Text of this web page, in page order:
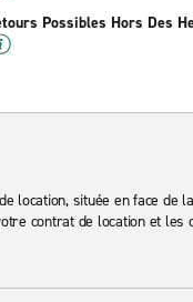
Possibles Hors Des
location, située en face de
contrat de location et les